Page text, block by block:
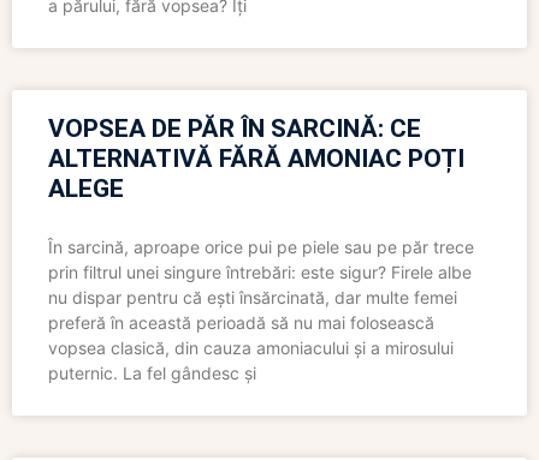
a părului, fără vopsea? Îți
VOPSEA DE PĂR ÎN SARCINĂ: CE
ALTERNATIVĂ FĂRĂ AMONIAC POȚI
ALEGE
În sarcină, aproape orice pui pe piele sau pe păr trece
prin filtrul unei singure întrebări: este sigur? Firele albe
nu dispar pentru că ești însărcinată, dar multe femei
preferă în această perioadă să nu mai folosească
vopsea clasică, din cauza amoniacului și a mirosului
puternic. La fel gândesc și